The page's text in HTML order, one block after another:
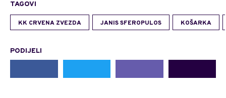
TAGOVI
KK CRVENA ZVEZDA JANIS SFEROPULOS KOŠARKA
PODIJELI